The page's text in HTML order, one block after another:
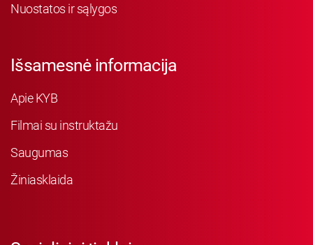
Nuostatos ir sąlygos
Išsamesnė informacija
Apie KYB
Filmai su instruktažu
Saugumas
Žiniasklaida